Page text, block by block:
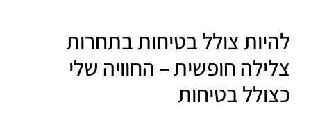
להיות צולל בטיחות בתחרות
צלילה חופשית – החוויה שלי
כצולל בטיחות